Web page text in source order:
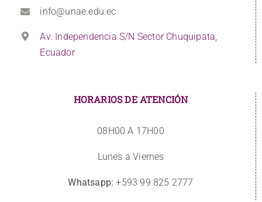
info@unae.edu.ec
Av. Independencia S/N Sector Chuquipata,
Ecuador
HORARIOS DE ATENCIÓN
08H00 A 17H00
Lunes a Viernes
Whatsapp: +593 99 825 2777